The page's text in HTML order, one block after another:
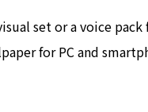
set or a voice
for PC and